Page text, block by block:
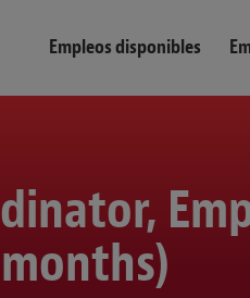
Empleos disponibles